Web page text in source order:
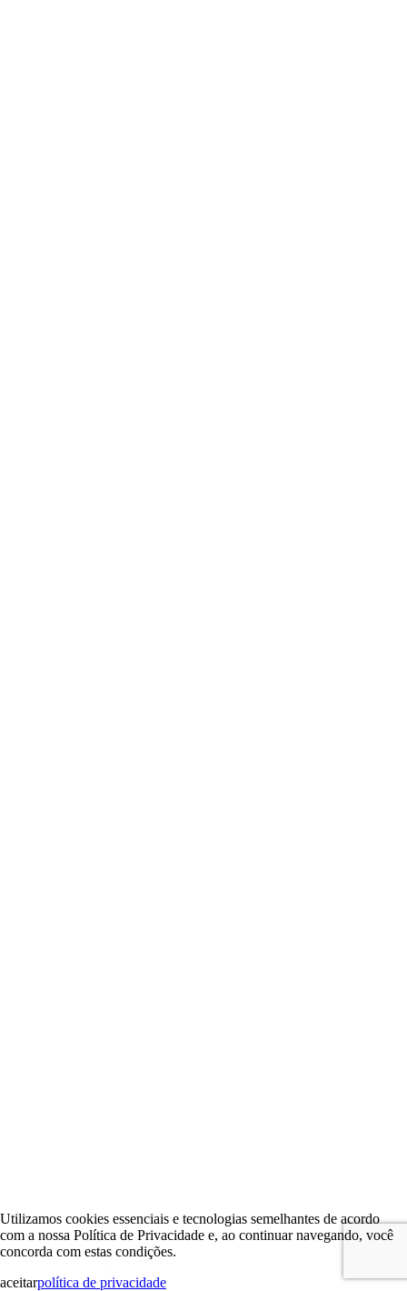
Utilizamos cookies essenciais e tecnologias semelhantes de acordo
com a nossa Política de Privacidade e, ao continuar navegando, você
concorda com estas condições.
aceitarpolítica de privacidade